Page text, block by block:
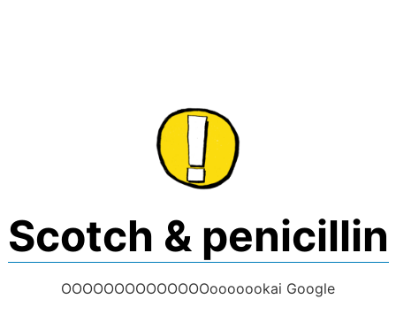
Scotch & penicillin
OOOOOOOOOOOOOOooooookai Google